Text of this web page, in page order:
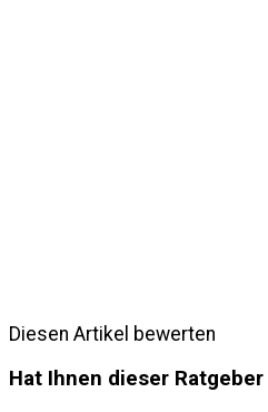
Diesen Artikel bewerten
Hat Ihnen dieser